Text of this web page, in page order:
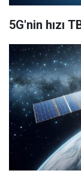
5G'nin hızı